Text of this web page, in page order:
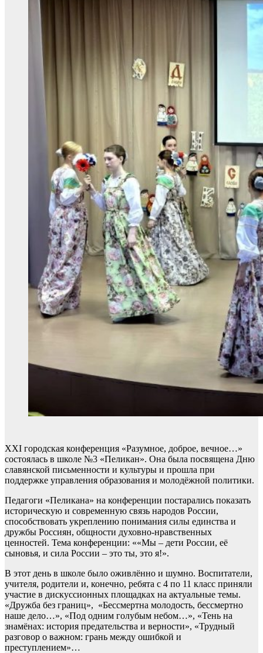
XXI городская конференция «Разумное, доброе, вечное…»
состоялась в школе №3 «Пеликан». Она была посвящена Дню
славянской письменности и культуры и прошла при
поддержке управления образования и молодёжной политики.
Педагоги «Пеликана» на конференции постарались показать
историческую и современную связь народов России,
способствовать укреплению понимания силы единства и
дружбы Россиян, общности духовно-нравственных
ценностей. Тема конференции: ««Мы – дети России, её
сыновья, и сила России – это ты, это я!».
В этот день в школе было оживлённо и шумно. Воспитатели,
учителя, родители и, конечно, ребята с 4 по 11 класс приняли
участие в дискуссионных площадках на актуальные темы.
«Дружба без границ», «Бессмертна молодость, бессмертно
наше дело…», «Под одним голубым небом…», «Тень на
знамёнах: история предательства и верности», «Трудный
разговор о важном: грань между ошибкой и
преступлением»…